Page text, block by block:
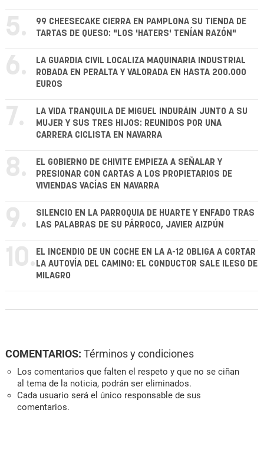
5.
99 CHEESECAKE CIERRA EN PAMPLONA SU TIENDA DE
TARTAS DE QUESO: "LOS 'HATERS' TENÍAN RAZÓN"
6.
LA GUARDIA CIVIL LOCALIZA MAQUINARIA INDUSTRIAL
ROBADA EN PERALTA Y VALORADA EN HASTA 200.000
EUROS
7.
LA VIDA TRANQUILA DE MIGUEL INDURÁIN JUNTO A SU
MUJER Y SUS TRES HIJOS: REUNIDOS POR UNA
CARRERA CICLISTA EN NAVARRA
8.
EL GOBIERNO DE CHIVITE EMPIEZA A SEÑALAR Y
PRESIONAR CON CARTAS A LOS PROPIETARIOS DE
VIVIENDAS VACÍAS EN NAVARRA
9.
SILENCIO EN LA PARROQUIA DE HUARTE Y ENFADO TRAS
LAS PALABRAS DE SU PÁRROCO, JAVIER AIZPÚN
10. EL INCENDIO DE UN COCHE EN LA A-12 OBLIGA A CORTAR
LA AUTOVÍA DEL CAMINO: EL CONDUCTOR SALE ILESO DE
MILAGRO
COMENTARIOS: Términos y condiciones
Los comentarios que falten el respeto y que no se ciñan
al tema de la noticia, podrán ser eliminados.
Cada usuario será el único responsable de sus
comentarios.